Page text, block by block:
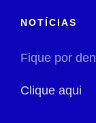
NOTÍCIAS
Fique por
Clique aqui